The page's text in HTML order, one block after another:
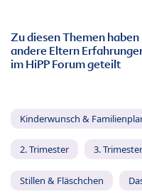
Zu diesen Themen haben
andere Eltern
im HiPP Forum geteilt
Kinderwunsch &
2. Trimester 3. Trimester
Stillen & Fläschchen